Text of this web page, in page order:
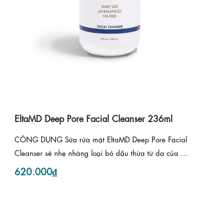
EltaMD Deep Pore Facial Cleanser 236ml
CÔNG DỤNG Sữa rửa mặt EltaMD Deep Pore Facial
Cleanser sẽ nhẹ nhàng loại bỏ dầu thừa từ da của ...
620.000₫